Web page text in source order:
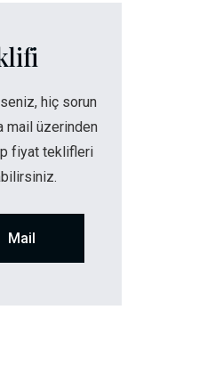
hiç sorun
mail üzerinden
fiyat teklifleri
Mail